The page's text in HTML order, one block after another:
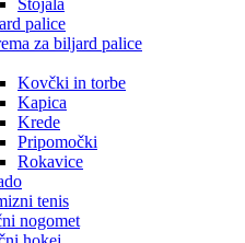
Stojala
palice
za biljard palice
Kovčki in torbe
Kapica
Krede
Pripomočki
Rokavice
tenis
nogomet